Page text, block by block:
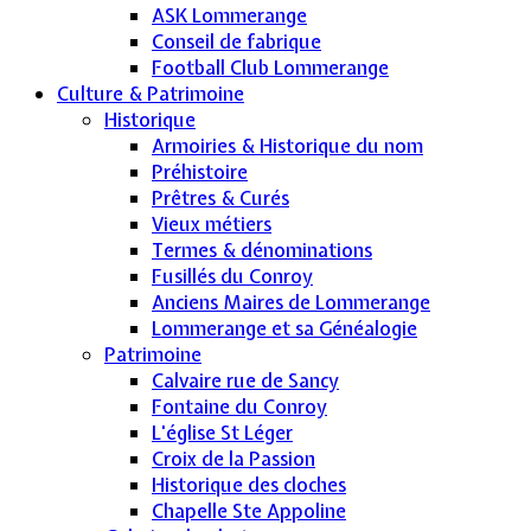
ASK Lommerange
Conseil de fabrique
Football Club Lommerange
Culture & Patrimoine
Historique
Armoiries & Historique du nom
Préhistoire
Prêtres & Curés
Vieux métiers
Termes & dénominations
Fusillés du Conroy
Anciens Maires de Lommerange
Lommerange et sa Généalogie
Patrimoine
Calvaire rue de Sancy
Fontaine du Conroy
L'église St Léger
Croix de la Passion
Historique des cloches
Chapelle Ste Appoline